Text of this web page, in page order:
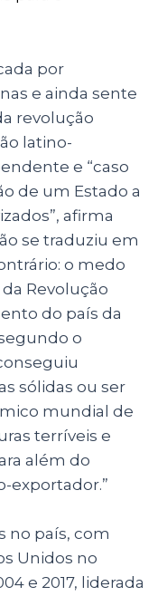
por
e ainda sente
revolução
latino-
e “caso
de um Estado a
afirma
se traduziu em
o medo
Revolução
do país da
o
sólidas ou ser
mundial de
terríveis e
além do
exportador.”
no país, com
Unidos no
e 2017, liderada